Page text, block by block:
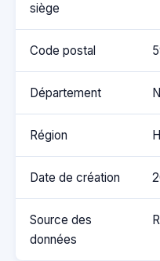
siège
Code postal
Département
Région
Date de création
Source des
données